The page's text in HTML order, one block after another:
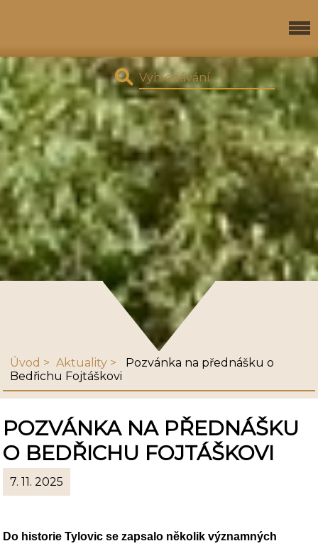
Úvod Aktuality
Pozvánka na přednášku o
Bedřichu Fojtáškovi
POZVÁNKA NA PŘEDNÁŠKU
O BEDŘICHU FOJTÁŠKOVI
7. 11. 2025
Do historie Tylovic se zapsalo několik významných